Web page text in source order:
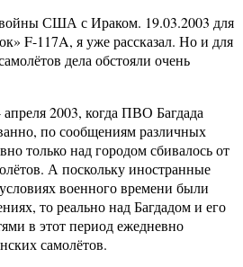
США с Ираком. 19.03.2003 для
F-117A, я уже рассказал. Но и для
дела обстояли очень
2003, когда ПВО Багдада
по сообщениям различных
только над городом сбивалось от
А поскольку иностранные
военного времени были
то реально над Багдадом и его
в этот период ежедневно
самолётов.